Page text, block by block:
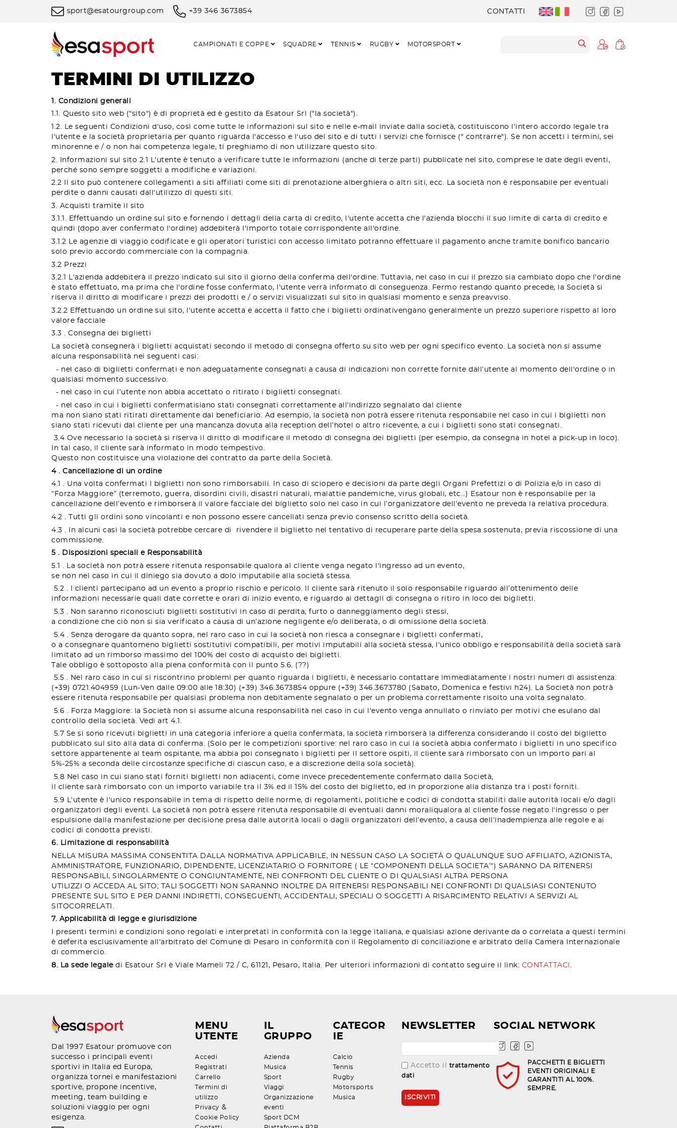
sport@esatourgroup.com +39 346 3673854 CONTATTI
CAMPIONATI E COPPE SQUADRE TENNIS RUGBY MOTORSPORT
TERMINI DI UTILIZZO
1. Condizioni generali
1.1. Questo sito web ("sito") è di proprietà ed è gestito da Esatour Srl ("la società").
1.2. Le seguenti Condizioni d'uso, così come tutte le informazioni sul sito e nelle e-mail inviate dalla società, costituiscono l'intero accordo legale tra
l'utente e la società proprietaria per quanto riguarda l'accesso e l'uso del sito e di tutti i servizi che fornisce (" contrarre"). Se non accetti i termini, sei
minorenne e / o non hai competenza legale, ti preghiamo di non utilizzare questo sito.
2. Informazioni sul sito 2.1 L'utente è tenuto a verificare tutte le informazioni (anche di terze parti) pubblicate nel sito, comprese le date degli eventi,
perché sono sempre soggetti a modifiche e variazioni.
2.2 Il sito può contenere collegamenti a siti affiliati come siti di prenotazione alberghiera o altri siti, ecc. La società non è responsabile per eventuali
perdite o danni causati dall'utilizzo di questi siti.
3. Acquisti tramite il sito
3.1.1. Effettuando un ordine sul sito e fornendo i dettagli della carta di credito, l'utente accetta che l'azienda blocchi il suo limite di carta di credito e
quindi (dopo aver confermato l'ordine) addebiterà l'importo totale corrispondente all'ordine.
3.1.2 Le agenzie di viaggio codificate e gli operatori turistici con accesso limitato potranno effettuare il pagamento anche tramite bonifico bancario
solo previo accordo commerciale con la compagnia.
3.2 Prezzi
3.2.1 L'azienda addebiterà il prezzo indicato sul sito il giorno della conferma dell'ordine. Tuttavia, nel caso in cui il prezzo sia cambiato dopo che l'ordine
è stato effettuato, ma prima che l'ordine fosse confermato, l'utente verrà informato di conseguenza. Fermo restando quanto precede, la Società si
riserva il diritto di modificare i prezzi dei prodotti e / o servizi visualizzati sul sito in qualsiasi momento e senza preavviso.
3.2.2 Effettuando un ordine sul sito, l'utente accetta e accetta il fatto che i biglietti ordinativengano generalmente un prezzo superiore rispetto al loro
valore facciale
3.3 . Consegna dei biglietti
La società consegnerà i biglietti acquistati secondo il metodo di consegna offerto su sito web per ogni specifico evento. La società non si assume
alcuna responsabilità nei seguenti casi:
- nel caso di biglietti confermati e non adeguatamente consegnati a causa di indicazioni non corrette fornite dall’utente al momento dell'ordine o in
qualsiasi momento successivo.
- nel caso in cui l’utente non abbia accettato o ritirato i biglietti consegnati.
- nel caso in cui i biglietti confermatisiano stati consegnati correttamente all'indirizzo segnalato dal cliente
ma non siano stati ritirati direttamente dal beneficiario. Ad esempio, la società non potrà essere ritenuta responsabile nel caso in cui i biglietti non
siano stati ricevuti dal cliente per una mancanza dovuta alla reception dell’hotel o altro ricevente, a cui i biglietti sono stati consegnati.
3.4 Ove necessario la società si riserva il diritto di modificare il metodo di consegna dei biglietti (per esempio, da consegna in hotel a pick-up in loco).
In tal caso, il cliente sarà informato in modo tempestivo.
Questo non costituisce una violazione del contratto da parte della Società.
4 . Cancellazione di un ordine
4.1 . Una volta confermati I biglietti non sono rimborsabili. In caso di sciopero e decisioni da parte degli Organi Prefettizi o di Polizia e/o in caso di
“Forza Maggiore” (terremoto, guerra, disordini civili, disastri naturali, malattie pandemiche, virus globali, etc…) Esatour non è responsabile per la
cancellazione dell’evento e rimborserà il valore facciale del biglietto solo nel caso in cui l’organizzatore dell’evento ne preveda la relativa procedura.
4.2 . Tutti gli ordini sono vincolanti e non possono essere cancellati senza previo consenso scritto della società.
4.3 . In alcuni casi la società potrebbe cercare di
rivendere il biglietto nel tentativo di recuperare parte della spesa sostenuta, previa riscossione di una
commissione.
5 . Disposizioni speciali e Responsabilità
5.1 . La società non potrà essere ritenuta responsabile qualora al cliente venga negato l'ingresso ad un evento,
se non nel caso in cui il diniego sia dovuto a dolo imputabile alla società stessa.
5.2 . I clienti partecipano ad un evento a proprio rischio e pericolo. Il cliente sarà ritenuto il solo responsabile riguardo all’ottenimento delle
informazioni necessarie quali date corrette e orari di inizio evento, e riguardo ai dettagli di consegna o ritiro in loco dei biglietti.
5.3 . Non saranno riconosciuti biglietti sostitutivi in caso di perdita, furto o danneggiamento degli stessi,
a condizione che ciò non si sia verificato a causa di un’azione negligente e/o deliberata, o di omissione della società.
5.4 . Senza derogare da quanto sopra, nel raro caso in cui la società non riesca a consegnare i biglietti confermati,
o a consegnare quantomeno biglietti sostitutivi compatibili, per motivi imputabili alla società stessa, l'unico obbligo e responsabilità della società sarà
limitato ad un rimborso massimo del 100% del costo di acquisto dei biglietti.
Tale obbligo è sottoposto alla piena conformità con il punto 5.6. (??)
5.5 . Nel raro caso in cui si riscontrino problemi per quanto riguarda i biglietti, è necessario contattare immediatamente i nostri numeri di assistenza:
(+39) 0721.404959 (Lun-Ven dalle 09:00 alle 18:30) (+39) 346.3673854 oppure (+39) 346.3673780 (Sabato, Domenica e festivi h24). La Società non potrà
essere ritenuta responsabile per qualsiasi problema non debitamente segnalato o per un problema correttamente risolto una volta segnalato.
5.6 . Forza Maggiore: la Società non si assume alcuna responsabilità nel caso in cui l'evento venga annullato o rinviato per motivi che esulano dal
controllo della società. Vedi art 4.1.
5.7 Se si sono ricevuti biglietti in una categoria inferiore a quella confermata, la società rimborserà la differenza considerando il costo del biglietto
pubblicato sul sito alla data di conferma. (Solo per le competizioni sportive: nel raro caso in cui la società abbia confermato i biglietti in uno specifico
settore appartenente al team ospitante, ma abbia poi consegnato i biglietti per il settore ospiti, il cliente sarà rimborsato con un importo pari al
5%-25% a seconda delle circostanze specifiche di ciascun caso, e a discrezione della sola società).
5.8 Nel caso in cui siano stati forniti biglietti non adiacenti, come invece precedentemente confermato dalla Società,
il cliente sarà rimborsato con un importo variabile tra il 3% ed il 15% del costo del biglietto, ed in proporzione alla distanza tra i posti forniti.
5.9 L'utente è l'unico responsabile in tema di rispetto delle norme, di regolamenti, politiche e codici di condotta stabiliti dalle autorità locali e/o dagli
organizzatori degli eventi. La società non potrà essere ritenuta responsabile di eventuali danni moraliqualora al cliente fosse negato l'ingresso o per
espulsione dalla manifestazione per decisione presa dalle autorità locali o dagli organizzatori dell’evento, a causa dell’inadempienza alle regole e ai
codici di condotta previsti.
6. Limitazione di responsabilità
NELLA MISURA MASSIMA CONSENTITA DALLA NORMATIVA APPLICABILE, IN NESSUN CASO LA SOCIETÀ O QUALUNQUE SUO AFFILIATO, AZIONISTA,
AMMINISTRATORE, FUNZIONARIO, DIPENDENTE, LICENZIATARIO O FORNITORE ( LE “COMPONENTI DELLA SOCIETA’") SARANNO DA RITENERSI
RESPONSABILI, SINGOLARMENTE O CONGIUNTAMENTE, NEI CONFRONTI DEL CLIENTE O DI QUALSIASI ALTRA PERSONA
UTILIZZI O ACCEDA AL SITO; TALI SOGGETTI NON SARANNO INOLTRE DA RITENERSI RESPONSABILI NEI CONFRONTI DI QUALSIASI CONTENUTO
PRESENTE SUL SITO E PER DANNI INDIRETTI, CONSEGUENTI, ACCIDENTALI, SPECIALI O SOGGETTI A RISARCIMENTO RELATIVI A SERVIZI AL
SITOCORRELATI.
7. Applicabilità di legge e giurisdizione
I presenti termini e condizioni sono regolati e interpretati in conformità con la legge italiana, e qualsiasi azione derivante da o correlata a questi termini
è deferita esclusivamente all'arbitrato del Comune di Pesaro in conformità con il Regolamento di conciliazione e arbitrato della Camera Internazionale
di commercio.
8. La sede legaledi Esatour Srl è Viale Mameli 72 / C, 61121, Pesaro, Italia. Per ulteriori informazioni di contatto seguire il link: CONTATTACI
Dal 1997 Esatour promuove con
successo i principali eventi
sportivi in Italia ed Europa,
organizza tornei e manifestazioni
sportive, propone incentive,
meeting, team building e
soluzioni viaggio per ogni
esigenza.
MENU
UTENTE
Accedi
Registrati
Carrello
Termini di
utilizzo
Privacy &
Cookie Policy
IL
GRUPPO
Azienda
Musica
Sport
Viaggi
Organizzazione
eventi
Sport DCM
CATEGOR
IE
Calcio
Tennis
Rugby
Motorsports
Musica
NEWSLETTER
Accetto il trattamento
dati
SOCIAL NETWORK
PACCHETTI E BIGLIETTI
EVENTI ORIGINALI E
GARANTITI AL 100%.
SEMPRE.